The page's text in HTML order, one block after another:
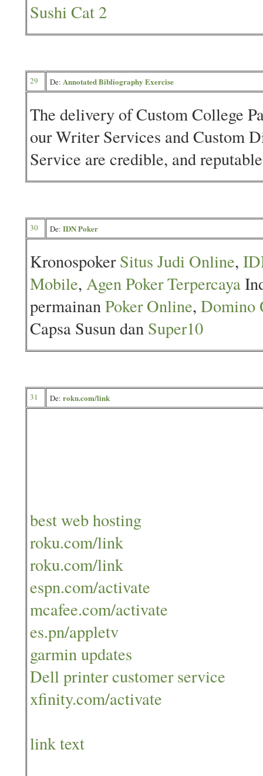
Sushi Cat 2
29 De: Annotated Bibliography Exercise
The delivery of Custom College
our Writer Services and Custom
Service are credible, and
30 De: IDN Poker
KronospokerSitus Judi Online,
Mobile, Agen Poker Terpercaya
permainanPoker Online, Domino
Capsa Susun dan Super10
31 De: roku.com/link
best web hosting
roku.com/link
roku.com/link
espn.com/activate
mcafee.com/activate
es.pn/appletv
garmin updates
Dell printer customer service
xfinity.com/activate
link text